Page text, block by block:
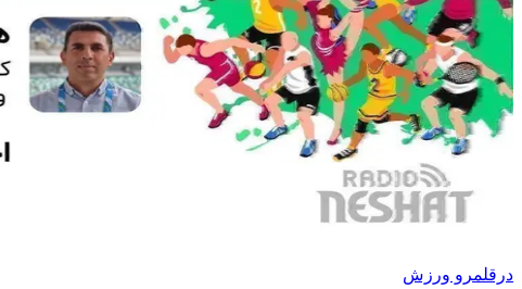
درقلمرو ورزش